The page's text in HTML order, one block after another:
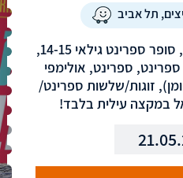
תל אביב
מקצי אקוותלון גילאי 8-13, סופר ספרינט גילאי 14-15,
16-19, אורבן ספרינט, ספרינט, אולימפי
זוגות/שלשות ספרינט/
במקצה עילית בלבד!